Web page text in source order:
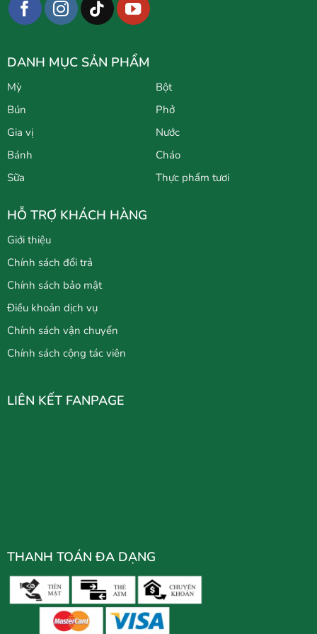
DANH MỤC SẢN PHẨM
Mỳ
Bột
Bún
Phở
Gia vị
Nước
Bánh
Cháo
Sữa
Thực phẩm tươi
HỖ TRỢ KHÁCH HÀNG
Giới thiệu
Chính sách đổi trả
Chính sách bảo mật
Điều khoản dịch vụ
Chính sách vận chuyển
Chính sách cộng tác viên
LIÊN KẾT FANPAGE
THANH TOÁN ĐA DẠNG